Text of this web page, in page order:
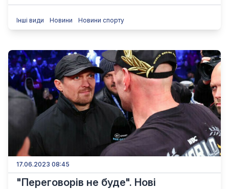
Інші види Новини Новини спорту
17.06.2023 08:45
"Переговорів не буде". Нові